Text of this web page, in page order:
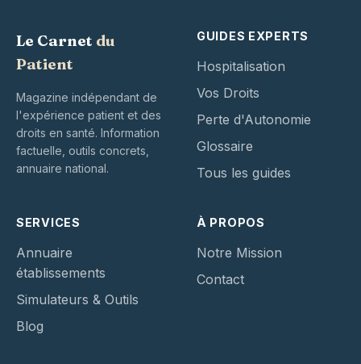
Le Carnet du
Patient
Magazine indépendant de
l'expérience patient et des
droits en santé. Information
factuelle, outils concrets,
annuaire national.
GUIDES EXPERTS
Hospitalisation
Vos Droits
Perte d'Autonomie
Glossaire
Tous les guides
SERVICES
Annuaire
établissements
Simulateurs & Outils
Blog
À PROPOS
Notre Mission
Contact